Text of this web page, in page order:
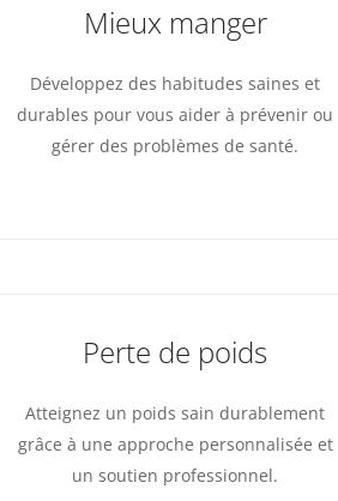
Mieux manger
Développez des habitudes saines et
durables pour vous aider à prévenir ou
gérer des problèmes de santé.
Perte de poids
Atteignez un poids sain durablement
grâce à une approche personnalisée et
un soutien professionnel.